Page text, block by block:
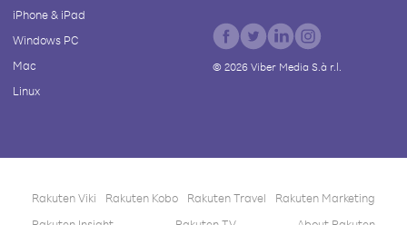
iPhone & iPad
Windows PC
Mac
Linux
© 2026Viber Media S.à r.l.
Rakuten Viki Rakuten Kobo Rakuten Travel
Rakuten Marketing